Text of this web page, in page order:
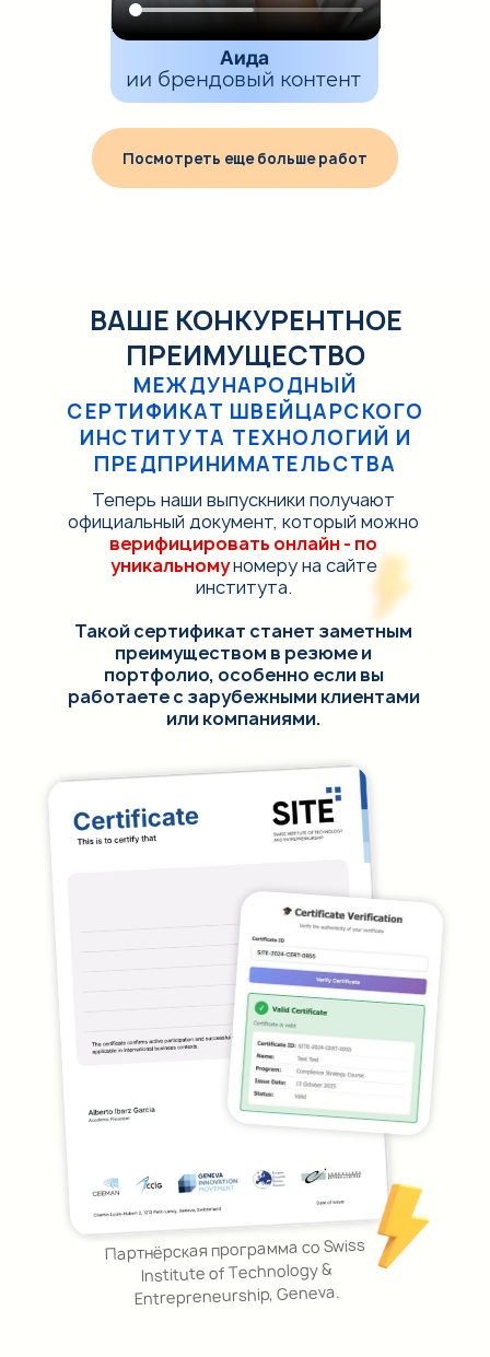
ии брендовый контент
Аида
Посмотреть еще больше работ
МЕЖДУНАРОДНЫЙ
СЕРТИФИКАТ ШВЕЙЦАРСКОГО
ИНСТИТУТА ТЕХНОЛОГИЙ И
ПРЕДПРИНИМАТЕЛЬСТВА
ВАШЕ КОНКУРЕНТНОЕ
ПРЕИМУЩЕСТВО
Теперь наши выпускники получают
официальный документ, который можно
верифицировать онлайн - по
уникальномуномеру на сайте
института.
Такой сертификат станет заметным
преимуществом в резюме и
портфолио, особенно если вы
работаете с зарубежными клиентами
или компаниями.
Партнёрская программа со Swiss
Institute of Technology &
Entrepreneurship, Geneva.